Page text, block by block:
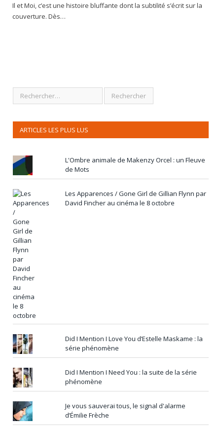
Il et Moi, c’est une histoire bluffante dont la subtilité s’écrit sur la
couverture. Dès…
ARTICLES LES PLUS LUS
L'Ombre animale de Makenzy Orcel : un Fleuve
de Mots
Les Apparences / Gone Girl de Gillian Flynn par
David Fincher au cinéma le 8 octobre
Did I Mention I Love You d’Estelle Maskame : la
série phénomène
Did I Mention I Need You : la suite de la série
phénomène
Je vous sauverai tous, le signal d'alarme
d’Émilie Frèche